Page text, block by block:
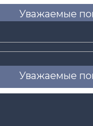
Уважаемые
Уважаемые